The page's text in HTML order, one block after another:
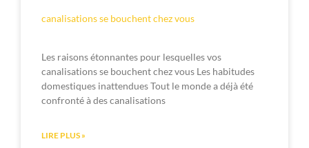
canalisations se bouchent chez vous
Les raisons étonnantes pour lesquelles vos
canalisations se bouchent chez vous Les habitudes
domestiques inattendues Tout le monde a déjà été
confronté à des canalisations
LIRE PLUS »